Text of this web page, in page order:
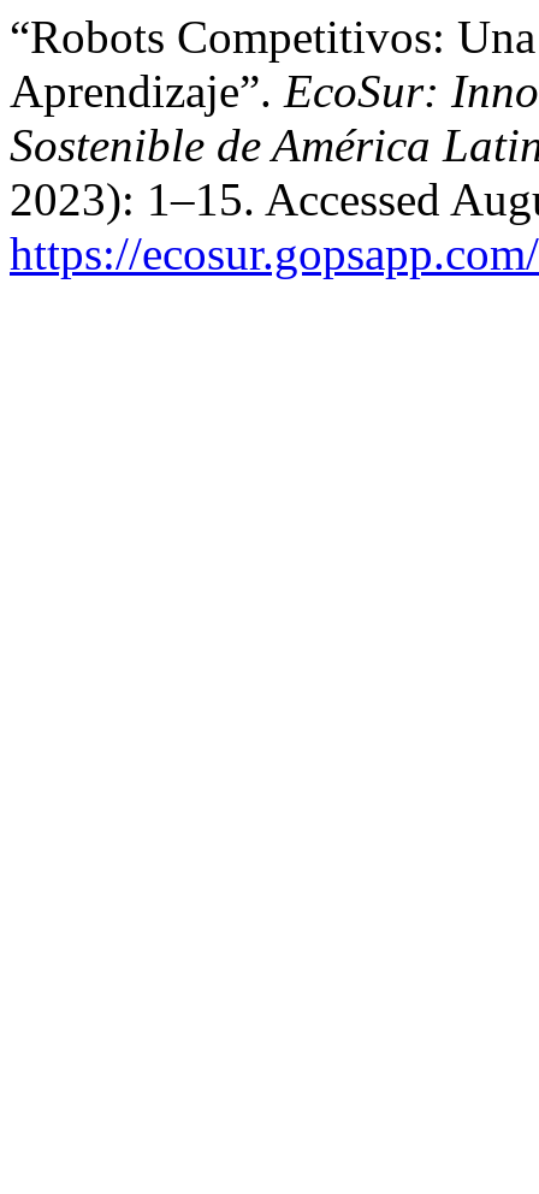
“Robots Competitivos:
Aprendizaje”. EcoSur:
Sostenible de América
2023): 1–15. Accessed
https://